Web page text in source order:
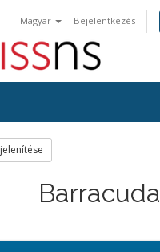
Magyar Bejelentkezés
Barracuda